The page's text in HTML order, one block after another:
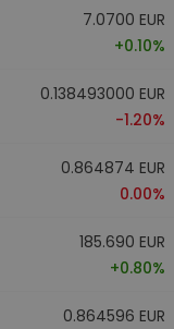
7.0700 EUR
+0.10%
0.138493000 EUR
-1.20%
0.864874 EUR
0.00%
185.690 EUR
+0.80%
0.864596 EUR